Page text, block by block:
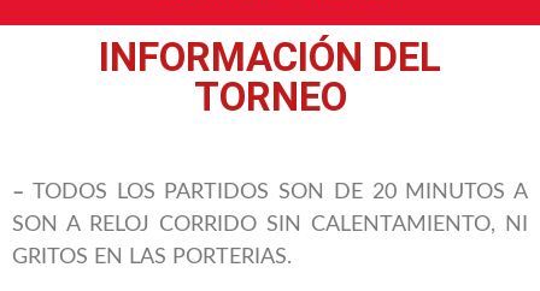
INFORMACIÓN DEL
TORNEO
– TODOS LOS PARTIDOS SON DE 20 MINUTOS A
SON A RELOJ CORRIDO SIN CALENTAMIENTO, NI
GRITOS EN LAS PORTERIAS.